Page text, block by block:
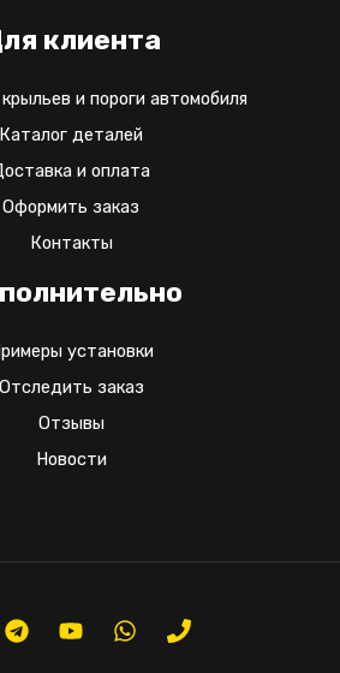
клиента
и пороги автомобиля
Каталог деталей
и оплата
Оформить заказ
Контакты
установки
Отследить заказ
Отзывы
Новости